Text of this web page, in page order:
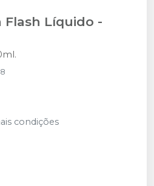
Flash Líquido -
condições